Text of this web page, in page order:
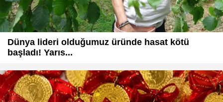
Dünya lideri olduğumuz üründe hasat kötü
başladı! Yarıs...